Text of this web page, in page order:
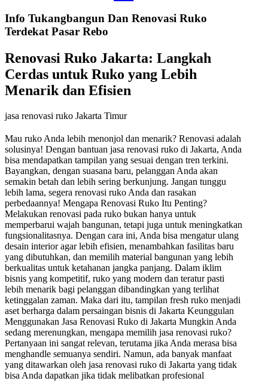
Info Tukangbangun Dan Renovasi Ruko
Terdekat Pasar Rebo
Renovasi Ruko Jakarta: Langkah
Cerdas untuk Ruko yang Lebih
Menarik dan Efisien
jasa renovasi ruko Jakarta Timur
Mau ruko Anda lebih menonjol dan menarik? Renovasi adalah
solusinya! Dengan bantuan jasa renovasi ruko di Jakarta, Anda
bisa mendapatkan tampilan yang sesuai dengan tren terkini.
Bayangkan, dengan suasana baru, pelanggan Anda akan
semakin betah dan lebih sering berkunjung. Jangan tunggu
lebih lama, segera renovasi ruko Anda dan rasakan
perbedaannya! Mengapa Renovasi Ruko Itu Penting?
Melakukan renovasi pada ruko bukan hanya untuk
memperbarui wajah bangunan, tetapi juga untuk meningkatkan
fungsionalitasnya. Dengan cara ini, Anda bisa mengatur ulang
desain interior agar lebih efisien, menambahkan fasilitas baru
yang dibutuhkan, dan memilih material bangunan yang lebih
berkualitas untuk ketahanan jangka panjang. Dalam iklim
bisnis yang kompetitif, ruko yang modern dan teratur pasti
lebih menarik bagi pelanggan dibandingkan yang terlihat
ketinggalan zaman. Maka dari itu, tampilan fresh ruko menjadi
aset berharga dalam persaingan bisnis di Jakarta Keunggulan
Menggunakan Jasa Renovasi Ruko di Jakarta Mungkin Anda
sedang merenungkan, mengapa memilih jasa renovasi ruko?
Pertanyaan ini sangat relevan, terutama jika Anda merasa bisa
menghandle semuanya sendiri. Namun, ada banyak manfaat
yang ditawarkan oleh jasa renovasi ruko di Jakarta yang tidak
bisa Anda dapatkan jika tidak melibatkan profesional